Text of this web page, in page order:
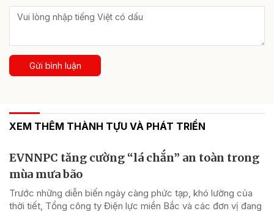
Gửi bình luận
XEM THÊM THÀNH TỰU VÀ PHÁT TRIỂN
EVNNPC tăng cường “lá chắn” an toàn trong
mùa mưa bão
Trước những diễn biến ngày càng phức tạp, khó lường của
thời tiết, Tổng công ty Điện lực miền Bắc và các đơn vị đang